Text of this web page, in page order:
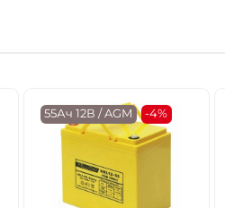
55Ач 12В / AGM -4%